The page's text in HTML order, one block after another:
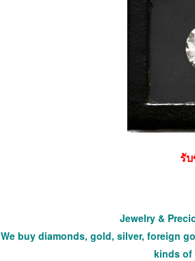
รั
Jewelry &
We buy diamonds, gold, silver, foreign
kinds of